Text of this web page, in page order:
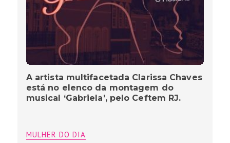
A artista multifacetada Clarissa Chaves
está no elenco da montagem do
musical ‘Gabriela’, pelo Ceftem RJ.
MULHER DO DIA